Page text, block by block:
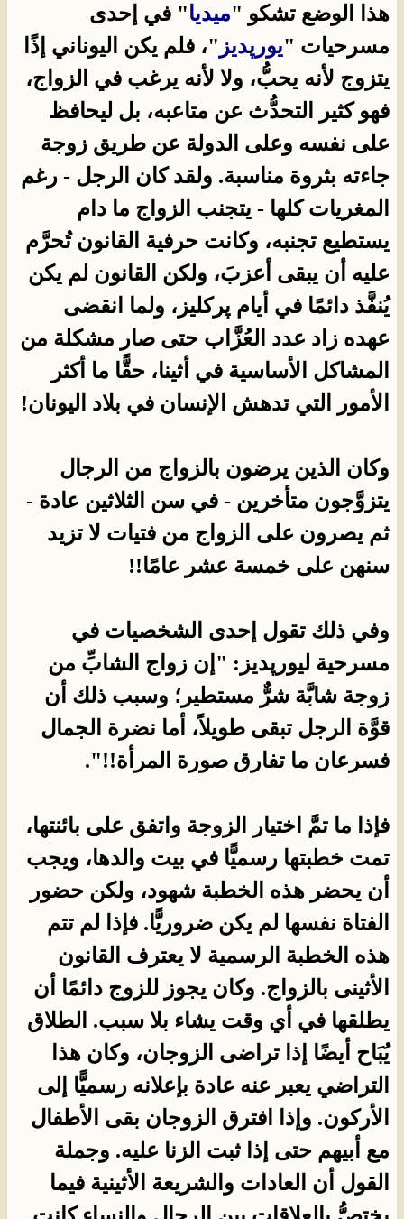
هذا الوضع تشكو "ميديا" في إحدى
مسرحيات "يورپديز "، فلم يكن اليوناني إذًا
يتزوج لأنه يحبُّ، ولا لأنه يرغب في الزواج،
فهو كثير التحدُّث عن متاعبه، بل ليحافظ
على نفسه وعلى الدولة عن طريق زوجة
جاءته بثروة مناسبة. ولقد كان الرجل - رغم
المغريات كلها - يتجنب الزواج ما دام
يستطيع تجنبه، وكانت حرفية القانون تُحرَّم
عليه أن يبقى أعزبَ، ولكن القانون لم يكن
يُنفَّذ دائمًا في أيام پركليز، ولما انقضى
عهده زاد عدد العُزَّاب حتى صار مشكلة من
المشاكل الأساسية في أثينا، حقًّا ما أكثر
الأمور التي تدهش الإنسان في بلاد اليونان!
وكان الذين يرضون بالزواج من الرجال
يتزوَّجون متأخرين - في سن الثلاثين عادة -
ثم يصرون على الزواج من فتيات لا تزيد
سنهن على خمسة عشر عامًا!!
وفي ذلك تقول إحدى الشخصيات في
مسرحية ليورپديز: "إن زواج الشابِّ من
زوجة شابَّة شرٌّ مستطير؛ وسبب ذلك أن
قوَّة الرجل تبقى طويلاً، أما نضرة الجمال
فسرعان ما تفارق صورة المرأة!!".
فإذا ما تمَّ اختيار الزوجة واتفق على بائنتها،
تمت خطبتها رسميًّا في بيت والدها، ويجب
أن يحضر هذه الخطبة شهود، ولكن حضور
الفتاة نفسها لم يكن ضروريًّا. فإذا لم تتم
هذه الخطبة الرسمية لا يعترف القانون
الأثينى بالزواج. وكان يجوز للزوج دائمًا أن
يطلقها في أي وقت يشاء بلا سبب. الطلاق
يُبَاح أيضًا إذا تراضى الزوجان، وكان هذا
التراضي يعبر عنه عادة بإعلانه رسميًّا إلى
الأركون. وإذا افترق الزوجان بقى الأطفال
مع أبيهم حتى إذا ثبت الزنا عليه. وجملة
القول أن العادات والشريعة الأثينية فيما